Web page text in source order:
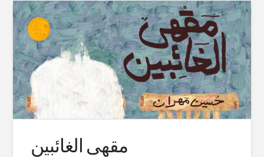
Journey
In
Books
For
2022
01.05.2023
مقهى الغائبين